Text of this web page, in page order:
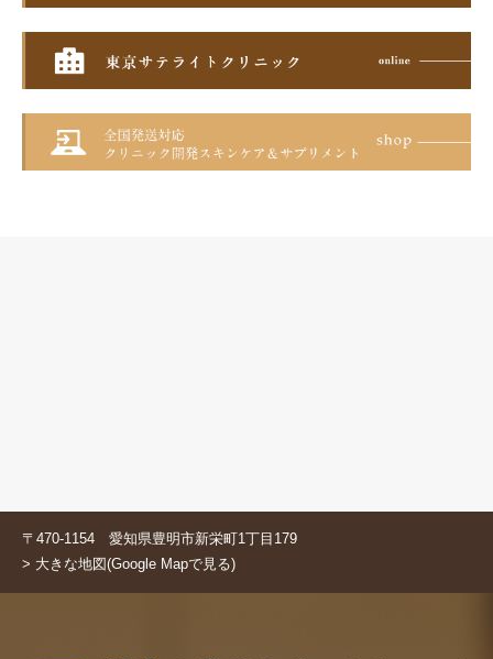
〒470-1154 愛知県豊明市新栄町1丁目179
> 大きな地図(Google Mapで見る)